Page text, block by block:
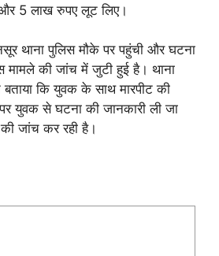
5 लाख रुपए लूट लिए।
थाना पुलिस मौके पर पहुंची और घटना
मामले की जांच में जुटी हुई है। थाना
बताया कि युवक के साथ मारपीट की
युवक से घटना की जानकारी ली जा
जांच कर रही है।